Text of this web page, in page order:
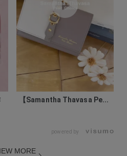
【Samantha Thavasa Pe...
powered by
MORE